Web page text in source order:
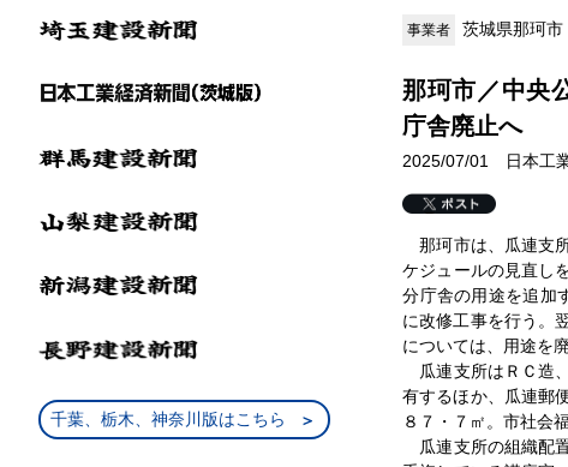
千葉、栃木、神奈川版はこちら
事業者 茨城県那珂市
那珂市／中央
庁舎廃止へ
2025/07/01 日本工業
那珂市は、瓜連支
ケジュールの見直し
分庁舎の用途を追加
に改修工事を行う。
については、用途を
瓜連支所はＲＣ造
有するほか、瓜連郵
８７・７㎡。市社会
瓜連支所の組織配